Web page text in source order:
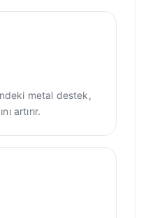
metal destek,
artırır.